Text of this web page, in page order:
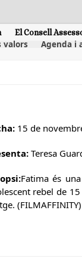
El Consell
valors Agenda i
15 de
Teresa
Fatima és
rebel de
(FILMAFFINITY)